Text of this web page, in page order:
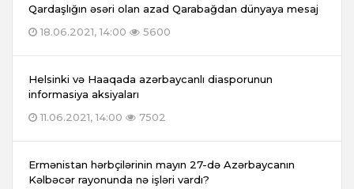
Qardaşlığın əsəri olan azad Qarabağdan dünyaya mesaj
18.06.2021, 14:00
5600
Helsinki və Haaqada azərbaycanlı diasporunun
informasiya aksiyaları
11.06.2021, 14:00
7502
Ermənistan hərbçilərinin mayın 27-də Azərbaycanın
Kəlbəcər rayonunda nə işləri vardı?